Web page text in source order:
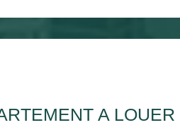
A LOUER